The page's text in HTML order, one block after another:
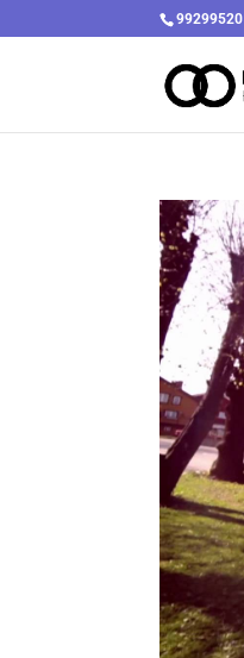
99299520